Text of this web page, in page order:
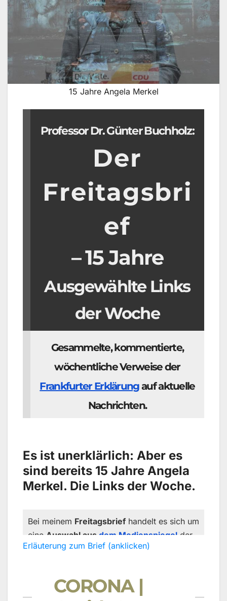
15 Jahre Angela Merkel
Professor Dr. Günter Buchholz:
Der
Freitagsbri
ef
– 15 Jahre
Ausgewählte Links
der Woche
Gesammelte, kommentierte,
wöchentliche Verweise der
Frankfurter Erklärungauf aktuelle
Nachrichten.
Es ist unerklärlich: Aber es
sind bereits 15 Jahre Angela
Merkel. Die Links der Woche.
Bei meinem Freitagsbrief handelt es sich um
eine Auswahl aus dem Medienspiegel der
Frankfurter Erklärung zur
steht mit ihrem besonderen Zweck ganz für
sich. Es gibt eine Liste von Unterzeichnern,
Erläuterung zum Brief (anklicken)
CORONA |